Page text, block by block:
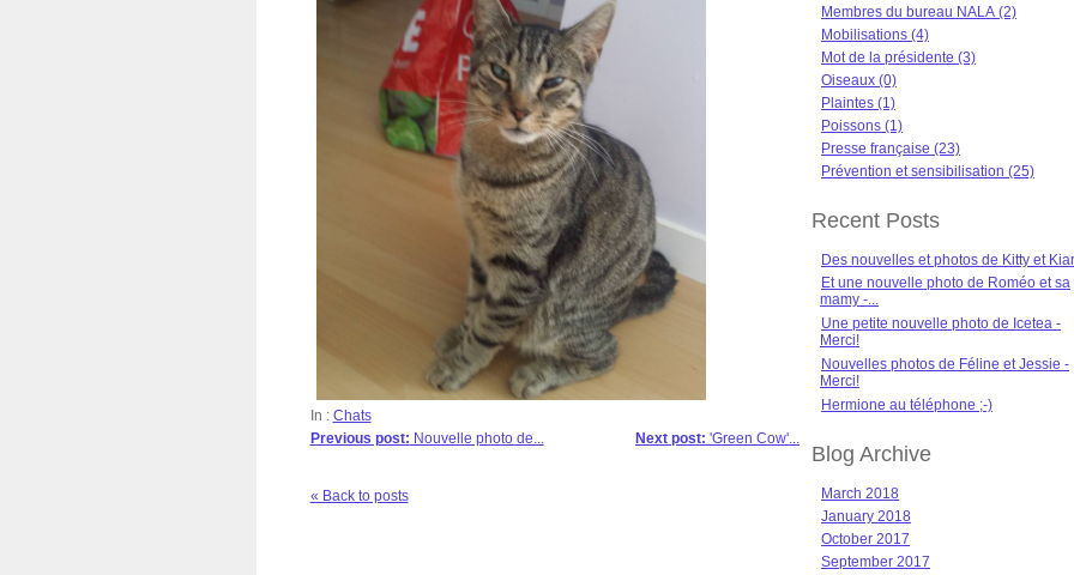
In : Chats
Next post: 'Green Cow'...
Previous post: Nouvelle photo de...
« Back to posts
Membres du bureau NALA (2)
Mobilisations (4)
Mot de la présidente (3)
Oiseaux (0)
Plaintes (1)
Poissons (1)
Presse française (23)
Prévention et sensibilisation (25)
Recent Posts
Des nouvelles et photos de Kitty et
Et une nouvelle photo de Roméo et sa
mamy -...
Une petite nouvelle photo de Icetea -
Merci!
Nouvelles photos de Féline et Jessie -
Merci!
Hermione au téléphone ;-)
Blog Archive
March 2018
January 2018
October 2017
September 2017